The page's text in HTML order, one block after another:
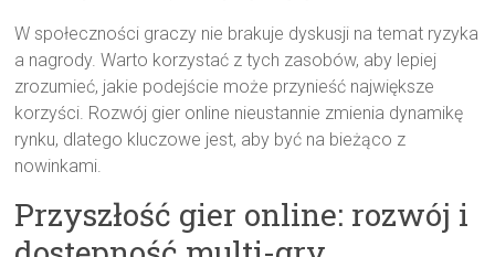
W społeczności graczy nie brakuje dyskusji na temat ryzyka
a nagrody. Warto korzystać z tych zasobów, aby lepiej
zrozumieć, jakie podejście może przynieść największe
korzyści. Rozwój gier online nieustannie zmienia dynamikę
rynku, dlatego kluczowe jest, aby być na bieżąco z
nowinkami.
Przyszłość gier online: rozwój i